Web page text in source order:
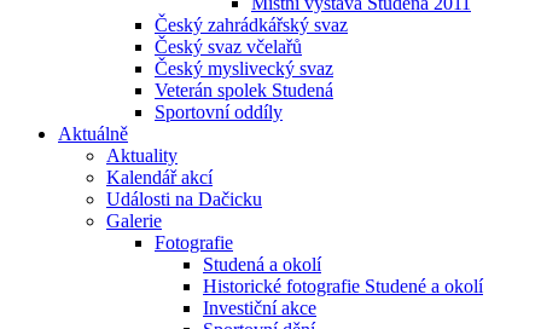
Český zahrádkářský svaz
Český svaz včelařů
Český myslivecký svaz
Veterán spolek Studená
Sportovní oddíly
Aktuálně
Aktuality
Kalendář akcí
Události na Dačicku
Galerie
Fotografie
Studená a okolí
Historické fotografie Studené a okolí
Investiční akce